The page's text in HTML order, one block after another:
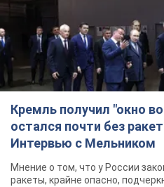
Кремль получил "окно
остался почти без
Интервью с Мельником
Мнение о том, что у России
ракеты, крайне опасно,